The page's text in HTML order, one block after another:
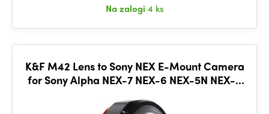
Na zalogi 4 ks
K&F M42 Lens to Sony NEX E-Mount Camera
for Sony Alpha NEX-7 NEX-6 NEX-5N NEX-5